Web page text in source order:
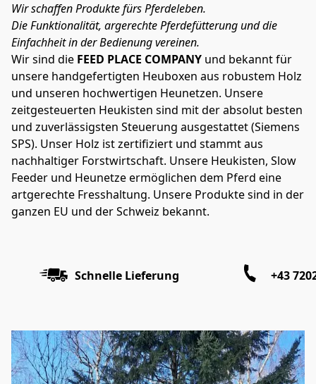
Wir schaffen Produkte fürs Pferdeleben.
Die Funktionalität, argerechte Pferdefütterung und die
Einfachheit in der Bedienung vereinen.
Wir sind die FEED PLACE COMPANY und bekannt für
unsere handgefertigten Heuboxen aus robustem Holz
und unseren hochwertigen Heunetzen. Unsere
zeitgesteuerten Heukisten sind mit der absolut besten
und zuverlässigsten Steuerung ausgestattet (Siemens
SPS). Unser Holz ist zertifiziert und stammt aus
nachhaltiger Forstwirtschaft. Unsere Heukisten, Slow
Feeder und Heunetze ermöglichen dem Pferd eine
artgerechte Fresshaltung. Unsere Produkte sind in der
ganzen EU und der Schweiz bekannt.
Schnelle Lieferung +43